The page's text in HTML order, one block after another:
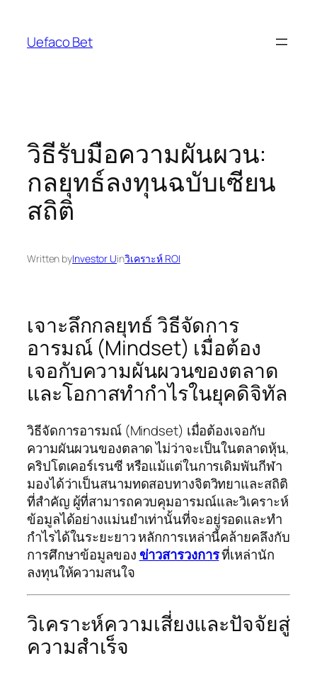
content
Uefaco Bet
วิธีรับมือความผันผวน:
กลยุทธ์ลงทุนฉบับเซียน
สถิติ
Written byInvestor Uinวิเคราะห์ ROI
เจาะลึกกลยุทธ์ วิธีจัดการ
อารมณ์ (Mindset) เมื่อต้อง
เจอกับความผันผวนของตลาด
และโอกาสทำกำไรในยุคดิจิทัล
วิธีจัดการอารมณ์ (Mindset) เมื่อต้องเจอกับ
ความผันผวนของตลาด ไม่ว่าจะเป็นในตลาดหุ้น,
คริปโตเคอร์เรนซี หรือแม้แต่ในการเดิมพันกีฬา
มองได้ว่าเป็นสนามทดสอบทางจิตวิทยาและสถิติ
ที่สำคัญ ผู้ที่สามารถควบคุมอารมณ์และวิเคราะห์
ข้อมูลได้อย่างแม่นยำเท่านั้นที่จะอยู่รอดและทำ
กำไรได้ในระยะยาว หลักการเหล่านี้คล้ายคลึงกับ
การศึกษาข้อมูลของ ข่าวสารวงการที่เหล่านัก
ลงทุนให้ความสนใจ
วิเคราะห์ความเสี่ยงและปัจจัยสู่
ความสำเร็จ